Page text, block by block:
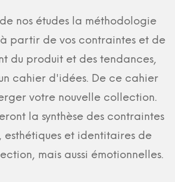
nos études la méthodologie
partir de vos contraintes et de
du produit et des tendances,
cahier d'idées. De ce cahier
votre nouvelle collection.
la synthèse des contraintes
esthétiques et identitaires de
mais aussi émotionnelles.